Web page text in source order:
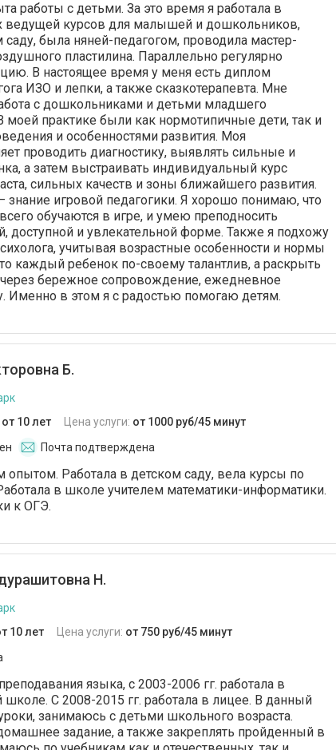
работы с детьми. За это время я работала в
ведущей курсов для малышей и дошкольников,
саду, была няней-педагогом, проводила мастер-
пластилина. Параллельно регулярно
В настоящее время у меня есть диплом
ИЗО и лепки, а также сказкотерапевта. Мне
с дошкольниками и детьми младшего
моей практике были как нормотипичные дети, так и
и особенностями развития. Моя
проводить диагностику, выявлять сильные и
а затем выстраивать индивидуальный курс
сильных качеств и зоны ближайшего развития.
знание игровой педагогики. Я хорошо понимаю, что
обучаются в игре, и умею преподносить
доступной и увлекательной форме. Также я подхожу
учитывая возрастные особенности и нормы
каждый ребенок по-своему талантлив, а раскрыть
бережное сопровождение, ежедневное
Именно в этом я с радостью помогаю детям.
Б.
от 10 лет Цена услуги: от 1000 руб/45 минут
Почта подтверждена
опытом. Работала в детском саду, вела курсы по
в школе учителем математики-информатики.
к ОГЭ.
Н.
10 лет Цена услуги: от 750 руб/45 минут
языка, с 2003-2006 гг. работала в
С 2008-2015 гг. работала в лицее. В данный
занимаюсь с детьми школьного возраста.
задание, а также закреплять пройденный в